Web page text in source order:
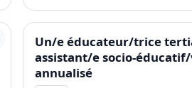
Un/e éducateur/trice
assistant/e socio-éducatif/
annualisé